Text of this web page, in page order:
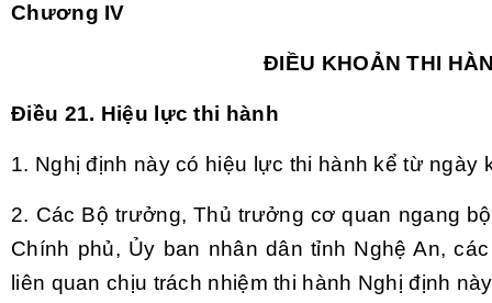
Chương IV
ĐIỀU KHOẢN THI
Điều 21. Hiệu lực thi hành
1. Nghị định này có hiệu lực thi hành kể từ ngày
2. Các Bộ trưởng, Thủ trưởng cơ quan ngang
Chính phủ, Ủy ban nhân dân tỉnh Nghệ An,
liên quan chịu trách nhiệm thi hành Nghị định